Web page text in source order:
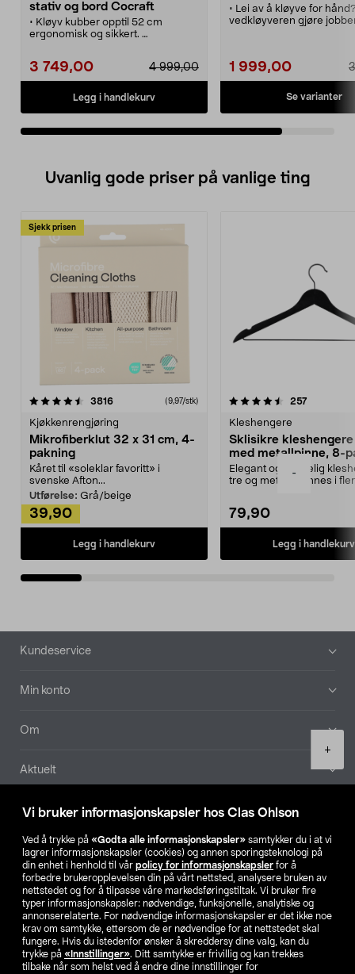
Vi bruker informasjonskapsler hos Clas Ohlson
Ved å trykke på «Godta alle informasjonskapsler» samtykker du i at vi
lagrer informasjonskapsler (cookies) og annen sporingsteknologi på
din enhet i henhold til vår policy for informasjonskapsler for å
forbedre brukeropplevelsen din på vårt nettsted, analysere bruken av
nettstedet og for å tilpasse våre markedsføringstiltak. Vi bruker fire
typer informasjonskapsler: nødvendige, funksjonelle, analytiske og
annonserelaterte. For nødvendige informasjonskapsler er det ikke noe
krav om samtykke, ettersom de er nødvendige for at nettstedet skal
fungere. Hvis du istedenfor ønsker å skreddersy dine valg, kan du
trykke på «Innstillinger». Ditt samtykke er frivillig og kan trekkes
tilbake når som helst ved å endre dine innstillinger for
-
+
stativ og bord Cocraft
• Kløyv kubber opptil 52 cm
ergonomisk og sikkert.
beskyttelsesdeksel.
• Elektrisk vedkløyver – en rask vei
til egen ved for peisen eller
vedkløyver med automatisk retur
4 999,00
3 749,00
Legg i handlekurv
• Lei av å kløyve for
vedkløyveren gjøre
• Beskyttelsesdeksel –
sikker kløyving.
• Automatisk retur.
1 999,00
Se varianter
Uvanlig gode priser på vanlige ting
Sjekk prisen
3816anmeldelser(9,97/stk)
Kjøkkenrengjøring
Mikrofiberklut 32 x 31 cm, 4-
pakning
Kåret til «soleklar favoritt» i
svenske Afton...
Utførelse: Grå/beige
39,90
Legg i handlekurv
4.5av 5 stjerner 257
Kleshengere
Sklisikre
med metallpinne, 8-
Elegant og skikkelig
tre og metall – finnes i
79,90
Legg i handlekurv
4.5av 5 stjerner
Bunntekst
Kundeservice
Min konto
Om
Aktuelt
Våre selskaper
Finn din butikk
SE NO FI